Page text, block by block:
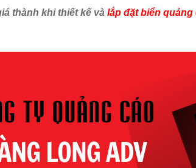
thành khi thiết kế và lắp đặt biển quảng